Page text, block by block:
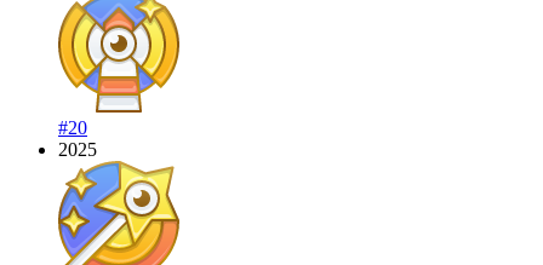
#20
2025